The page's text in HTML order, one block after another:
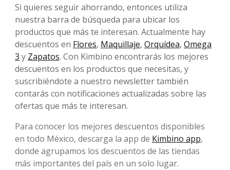
Si quieres seguir ahorrando, entonces utiliza
nuestra barra de búsqueda para ubicar los
productos que más te interesan. Actualmente hay
descuentos en Flores, Maquillaje, Orquídea, Omega
3 y Zapatos. Con Kimbino encontrarás los mejores
descuentos en los productos que necesitas, y
suscribiéndote a nuestro newsletter también
contarás con notificaciones actualizadas sobre las
ofertas que más te interesan.
Para conocer los mejores descuentos disponibles
en todo México, descarga la app de Kimbino app,
donde agrupamos los descuentos de las tiendas
más importantes del país en un solo lugar.